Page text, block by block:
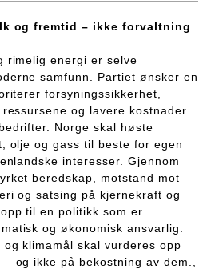
og fremtid – ikke forvaltning
rimelig energi er selve
samfunn. Partiet ønsker en
forsyningssikkerhet,
og lavere kostnader
Norge skal høste
olje og gass til beste for egen
interesser. Gjennom
beredskap, motstand mot
og satsing på kjernekraft og
til en politikk som er
og økonomisk ansvarlig.
klimamål skal vurderes opp
og ikke på bekostning av dem.,